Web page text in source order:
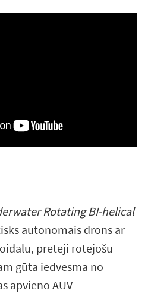
Rotating BI-helical
autonomais drons ar
pretēji rotējošu
gūta iedvesma no
apvieno AUV